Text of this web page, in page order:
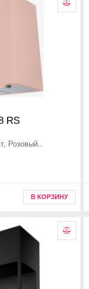
RS
Розовый..
В КОРЗИНУ